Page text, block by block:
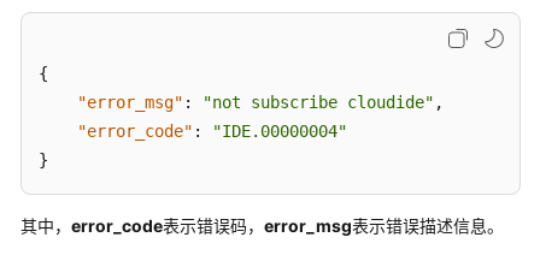
南
佳
践
{
"error_msg" : "not subscribe cloudide" ,
"error_code" :
"IDE.00000004"
}
其中， error_code表示错误码， error_msg表示错误描述信息。